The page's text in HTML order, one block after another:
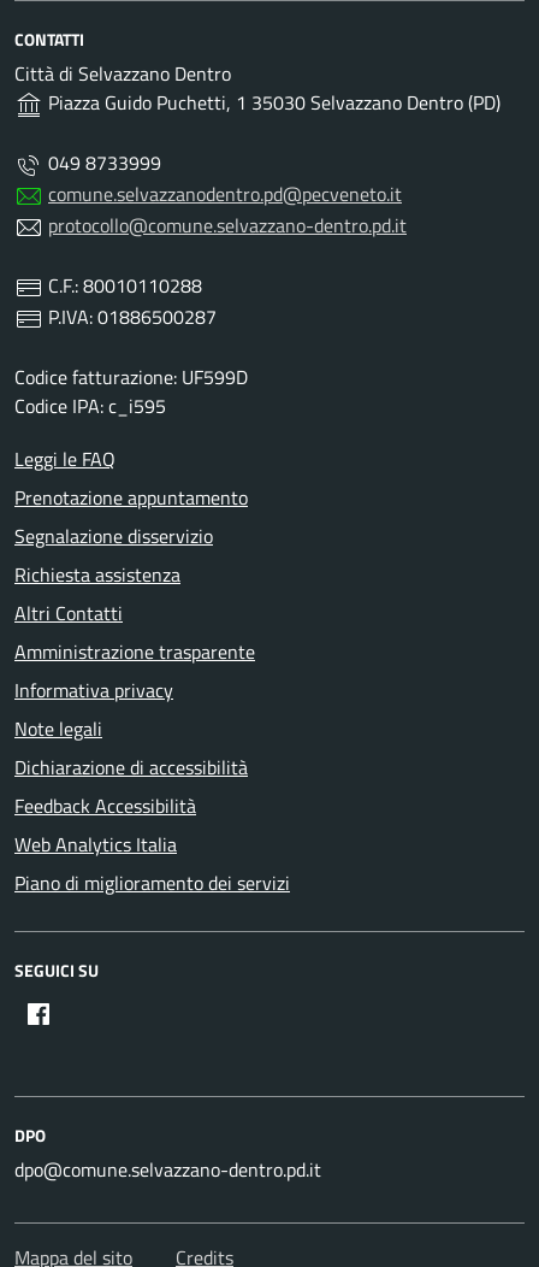
CONTATTI
Città di Selvazzano Dentro
Piazza Guido Puchetti, 1 35030 Selvazzano Dentro (PD)
049 8733999
comune.selvazzanodentro.pd@pecveneto.it
protocollo@comune.selvazzano-dentro.pd.it
C.F.: 80010110288
P.IVA: 01886500287
Codice fatturazione: UF599D
Codice IPA: c_i595
Leggi le FAQ
Prenotazione appuntamento
Segnalazione disservizio
Richiesta assistenza
Altri Contatti
Amministrazione trasparente
Informativa privacy
Note legali
Dichiarazione di accessibilità
Feedback Accessibilità
Web Analytics Italia
Piano di miglioramento dei servizi
SEGUICI SU
DPO
dpo@comune.selvazzano-dentro.pd.it
Mappa del sito Credits